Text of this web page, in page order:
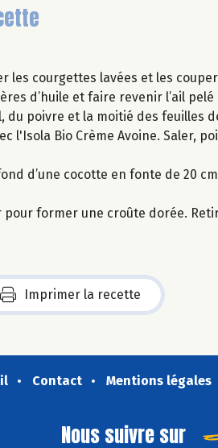
les courgettes lavées et les
d’huile et faire revenir l’ail
du poivre et la moitié des feuilles
l'Isola Bio Crème Avoine. Saler,
d’une cocotte en fonte de 20
pour former une croûte dorée.
Imprimer la recette
Contact Mentions légales
Nous suivre sur